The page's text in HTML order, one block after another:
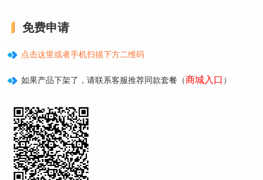
免费申请
点击这里或者手机扫描下方二维码
如果产品下架了，请联系客服推荐同款套餐（商城入口 ）